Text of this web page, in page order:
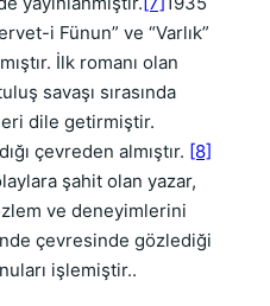
i Fünun” ve “Varlık”
İlk romanı olan
savaşı sırasında
dile getirmiştir.
çevreden almıştır. [8]
şahit olan yazar,
ve deneyimlerini
çevresinde gözlediği
işlemiştir..